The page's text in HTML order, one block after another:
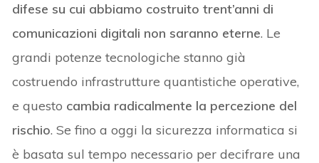
difese su cui abbiamo costruito trent’anni di
comunicazioni digitali non saranno eterne. Le
grandi potenze tecnologiche stanno già
costruendo infrastrutture quantistiche operative,
e questo cambia radicalmente la percezione del
rischio. Se fino a oggi la sicurezza informatica si
è basata sul tempo necessario per decifrare una